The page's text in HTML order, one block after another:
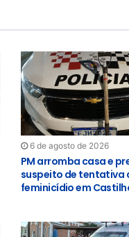
6 de agosto de 2026
PM arromba casa e
suspeito de tentativa
feminicídio em